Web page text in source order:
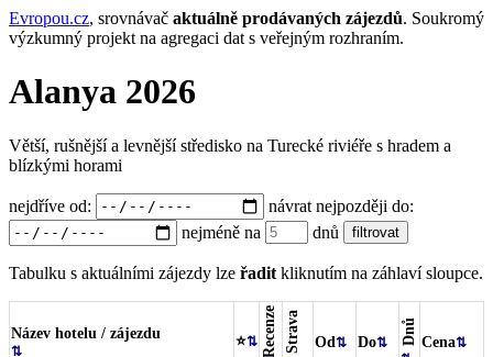
Evropou.cz, srovnávač aktuálně prodávaných zájezdů. Soukromý
výzkumný projekt na agregaci dat s veřejným rozhraním.
Alanya 2026
Větší, rušnější a levnější středisko na Turecké riviéře s hradem a
blízkými horami
nejdříve od:
návrat nejpozději do:
nejméně na
dnů
Tabulku s aktuálními zájezdy lze řadit kliknutím na záhlaví sloupce.
Název hotelu / zájezdu ⭐ Recenze Strava Od Do Dnů Cena